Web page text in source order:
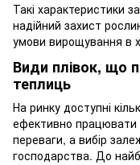
Такі характеристики
надійний захист
умови вирощування в
Види плівок, що
теплиць
На ринку доступні
ефективно працювати
переваги, а вибір
господарства. До